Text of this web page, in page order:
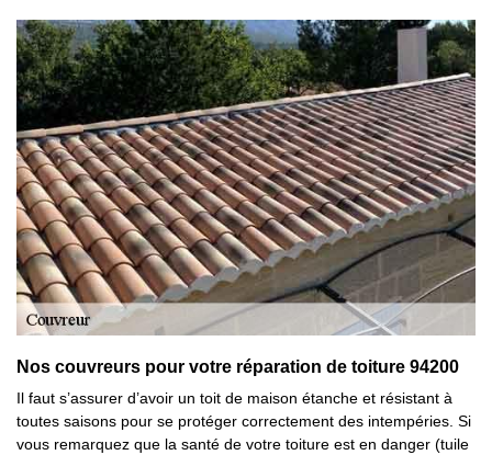
Nos couvreurs pour votre réparation de toiture 94200
Il faut s’assurer d’avoir un toit de maison étanche et résistant à
toutes saisons pour se protéger correctement des intempéries. Si
vous remarquez que la santé de votre toiture est en danger (tuile